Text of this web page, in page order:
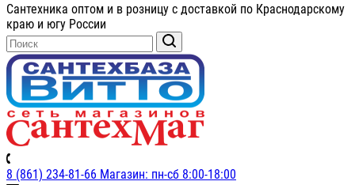
Сантехника оптом и в розницу с доставкой по Краснодарскому
краю и югу России
8 (861) 234-81-66 Магазин: пн-сб 8:00-18:00